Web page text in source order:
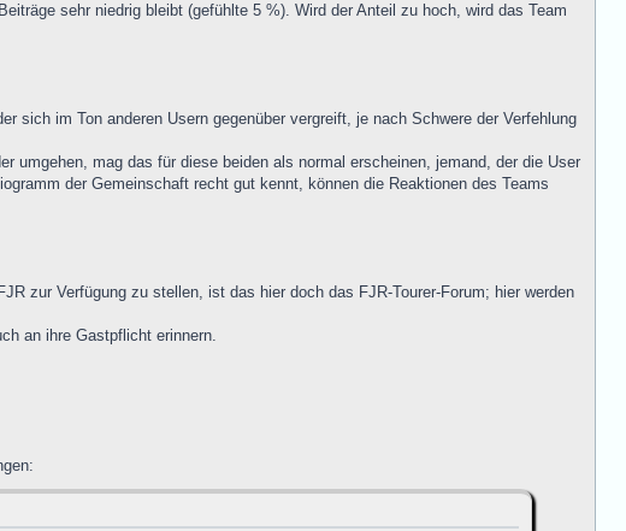
sehr niedrig bleibt (gefühlte 5 %). Wird der Anteil zu hoch, wird das Team
sich im Ton anderen Usern gegenüber vergreift, je nach Schwere der Verfehlung
umgehen, mag das für diese beiden als normal erscheinen, jemand, der die User
der Gemeinschaft recht gut kennt, können die Reaktionen des Teams
zur Verfügung zu stellen, ist das hier doch das FJR-Tourer-Forum; hier werden
an ihre Gastpflicht erinnern.